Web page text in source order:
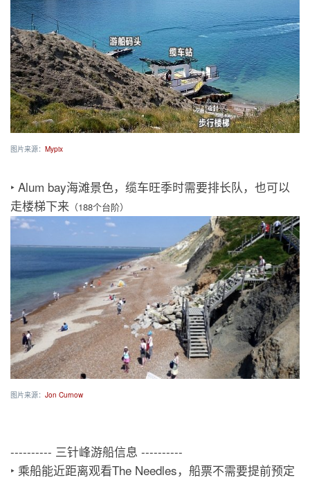
图片来源： Mypix
‣ Alum bay海滩景色，缆车旺季时需要排长队，也可以
走楼梯下来 （188个台阶）
图片来源： Jon Curnow
---------- 三针峰游船信息 ----------
‣ 乘船能近距离观看The Needles，船票不需要提前预定